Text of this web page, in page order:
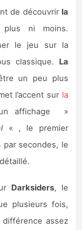
2
de découvrir la
ni moins.
le jeu sur la
classique. La
un peu plus
l’accent sur la
affichage »
« , le premier
par secondes, le
Darksiders, le
plusieurs fois,
assez